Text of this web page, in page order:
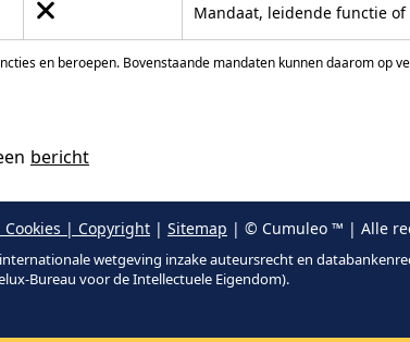
Mandaat, leidende functie of
en beroepen. Bovenstaande mandaten kunnen daarom op
bericht
| Copyright | Sitemap | © Cumuleo ™ | Alle
wetgeving inzake auteursrecht en
Bureau voor de Intellectuele Eigendom).